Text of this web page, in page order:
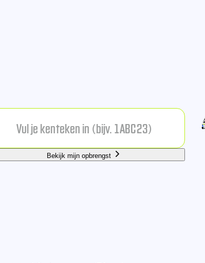
Bekijk mijn opbrengst